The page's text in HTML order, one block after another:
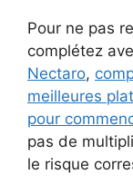
Pour ne pas
complétez
Nectaro,
meilleures
pour
pas de
le risque